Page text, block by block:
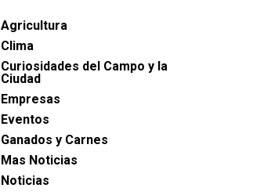
Agricultura
Clima
Curiosidades del Campo y la
Ciudad
Empresas
Eventos
Ganados y Carnes
Mas Noticias
Noticias